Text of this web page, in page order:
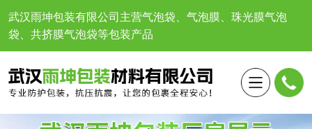
武汉雨坤包装有限公司 主营气泡袋、气泡膜、珠光膜气泡
袋、共挤膜气泡袋等包装产品